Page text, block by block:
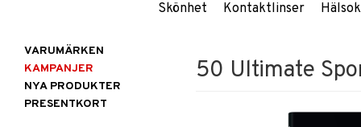
Skönhet Kontaktlinser
50 Ultimate
VARUMÄRKEN
KAMPANJER
NYA PRODUKTER
PRESENTKORT